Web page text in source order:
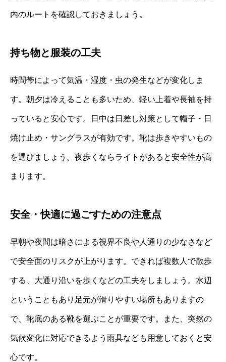
内のルートを確認しておきましょう。
持ち物と服装の工夫
時間帯によって気温・湿度・虫の発生などが変化しま
す。朝夕は冷えることも多いため、軽い上着や長袖を持
っていると安心です。日中は日差し対策として帽子・日
焼け止め・サングラスが有効です。靴は歩きやすいもの
を選びましょう。夜歩くならライトがあると安全性が高
まります。
安全・快適に過ごすための注意点
早朝や夜間は暗さによる視界不良や人通りの少なさなど
で安全面のリスクが上がります。できれば複数人で散歩
する、大通り沿いを歩くなどの工夫をしましょう。水辺
ということもあり足元が滑りやすい場所もありますの
で、靴底のある靴を選ぶことが重要です。また、突然の
気候変化に対応できるよう雨具なども用意しておくと安
心です。